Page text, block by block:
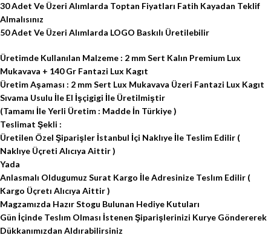
30 Adet Ve Üzeri Alımlarda Toptan Fiyatları Fatih Kayadan Teklif
Almalısınız
50 Adet Ve Üzeri Alımlarda LOGO Baskılı Üretilebilir
Üretimde Kullanılan Malzeme : 2 mm Sert Kalın Premium Lux
Mukavava + 140 Gr Fantazi Lux Kagıt
Üretim Aşaması : 2 mm Sert Lux Mukavava Üzeri Fantazi Lux Kagıt
Sıvama Usulu İle El İşçigigi İle Üretilmiştir
(Tamamı İle Yerli Üretim : Madde İn Türkiye )
Teslimat Şekli :
Üretilen Özel Şiparişler İstanbul İçi Naklıye İle Teslim Edilir (
Naklıye Üçreti Alıcıya Aittir )
Yada
Anlasmalı Oldugumuz Surat Kargo İle Adresinize Teslım Edilir (
Kargo Üçretı Alıcıya Aittir )
Magzamızda Hazır Stogu Bulunan Hediye Kutuları
Gün İçinde Teslım Olması İstenen Şiparişlerinizi Kurye Göndererek
Dükkanımızdan Aldırabilirsiniz